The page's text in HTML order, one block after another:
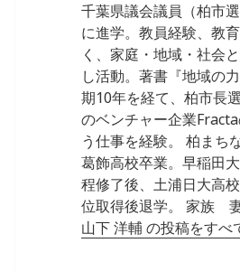
千葉県議会議員（柏市
に進学。教員経験、教
く、家庭・地域・社会
し活動。著書『地域の
期10年を経て、柏市長
のベンチャー企業
う仕事を経験。 柏ま
葛飾高校卒業。早稲田
程修了後、土浦日大高
位取得後退学。 家族
山下 洋輔 の投稿をすべ